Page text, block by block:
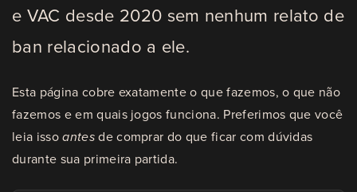
e VAC desde 2020 sem nenhum relato de
ban relacionado a ele.
Esta página cobre exatamente o que fazemos, o que não
fazemos e em quais jogos funciona. Preferimos que você
leia issoantesde comprar do que ficar com dúvidas
durante sua primeira partida.